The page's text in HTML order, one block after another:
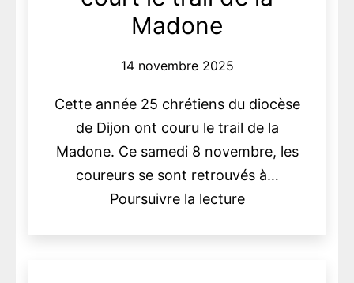
Madone
14 novembre 2025
Cette année 25 chrétiens du diocèse
de Dijon ont couru le trail de la
Madone. Ce samedi 8 novembre, les
coureurs se sont retrouvés à…
Poursuivre la lectureLe